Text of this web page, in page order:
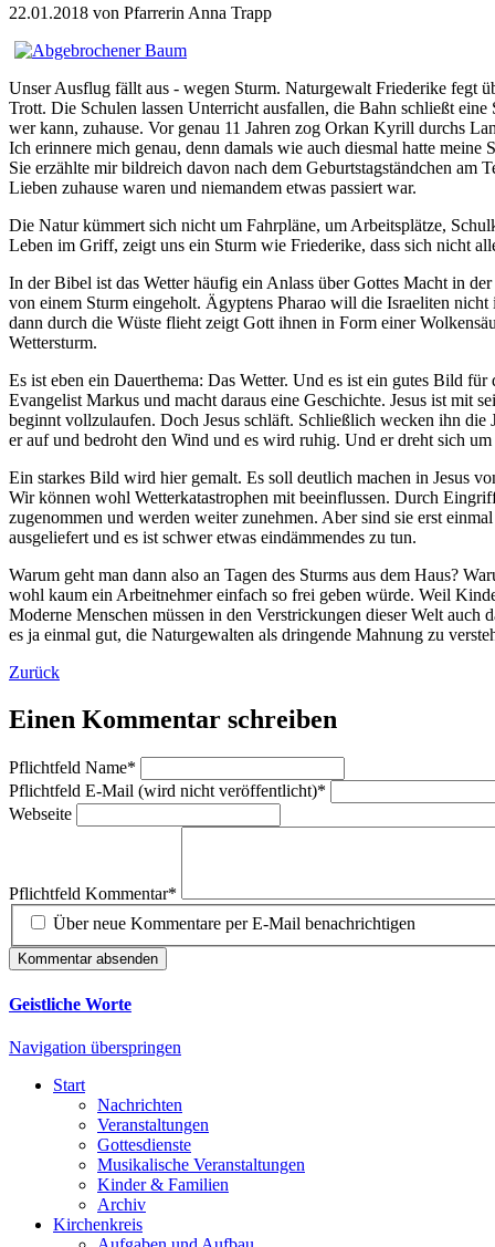
22.01.2018 von Pfarrerin Anna Trapp
Unser Ausflug fällt aus - wegen Sturm. Naturgewalt Friederike fegt
Trott. Die Schulen lassen Unterricht ausfallen, die Bahn schließt
wer kann, zuhause. Vor genau 11 Jahren zog Orkan Kyrill durchs
Ich erinnere mich genau, denn damals wie auch diesmal hatte
Sie erzählte mir bildreich davon nach dem Geburtstagständchen
Lieben zuhause waren und niemandem etwas passiert war.
Die Natur kümmert sich nicht um Fahrpläne, um Arbeitsplätze,
Leben im Griff, zeigt uns ein Sturm wie Friederike, dass sich nicht
In der Bibel ist das Wetter häufig ein Anlass über Gottes Macht in
von einem Sturm eingeholt. Ägyptens Pharao will die Israeliten
dann durch die Wüste flieht zeigt Gott ihnen in Form einer
Wettersturm.
Es ist eben ein Dauerthema: Das Wetter. Und es ist ein gutes Bild
Evangelist Markus und macht daraus eine Geschichte. Jesus ist mit
beginnt vollzulaufen. Doch Jesus schläft. Schließlich wecken ihn
er auf und bedroht den Wind und es wird ruhig. Und er dreht sich
Ein starkes Bild wird hier gemalt. Es soll deutlich machen in Jesus
Wir können wohl Wetterkatastrophen mit beeinflussen. Durch
zugenommen und werden weiter zunehmen. Aber sind sie erst
ausgeliefert und es ist schwer etwas eindämmendes zu tun.
Warum geht man dann also an Tagen des Sturms aus dem Haus?
wohl kaum ein Arbeitnehmer einfach so frei geben würde. Weil
Moderne Menschen müssen in den Verstrickungen dieser Welt
es ja einmal gut, die Naturgewalten als dringende Mahnung zu
Zurück
Einen Kommentar schreiben
Pflichtfeld Name*
Pflichtfeld E-Mail (wird nicht veröffentlicht)*
Webseite
Pflichtfeld Kommentar*
Über neue Kommentare per E-Mail benachrichtigen
Kommentar absenden
Geistliche Worte
Navigation überspringen
Start
Nachrichten
Veranstaltungen
Gottesdienste
Musikalische Veranstaltungen
Kinder & Familien
Archiv
Kirchenkreis